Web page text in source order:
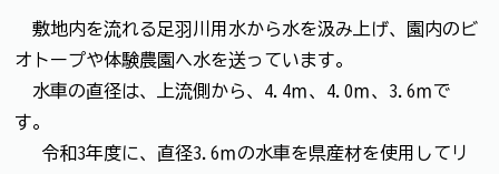
敷地内を流れる足羽川用水から水を汲み上げ、園内のビ
オトープや体験農園へ水を送っています。
水車の直径は、上流側から、4.4ｍ、4.0ｍ、3.6ｍで
す。
令和3年度に、直径3.6ｍの水車を県産材を使用してリ